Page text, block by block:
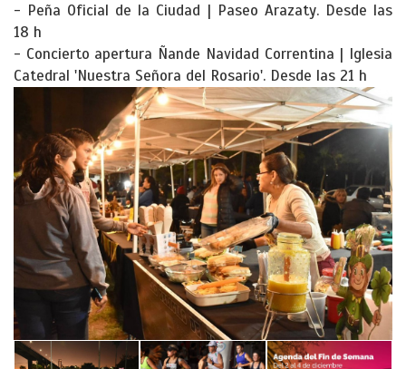
- Peña Oficial de la Ciudad | Paseo Arazaty. Desde las
18 h
- Concierto apertura Ñande Navidad Correntina | Iglesia
Catedral 'Nuestra Señora del Rosario'. Desde las 21 h